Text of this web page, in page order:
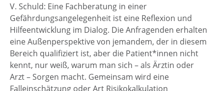
V. Schuld: Eine Fachberatung in einer
Gefährdungsangelegenheit ist eine Reflexion und
Hilfeentwicklung im Dialog. Die Anfragenden erhalten
eine Außenperspektive von jemandem, der in diesem
Bereich qualifiziert ist, aber die Patient*innen nicht
kennt, nur weiß, warum man sich – als Ärztin oder
Arzt – Sorgen macht. Gemeinsam wird eine
Falleinschätzung oder Art Risikokalkulation